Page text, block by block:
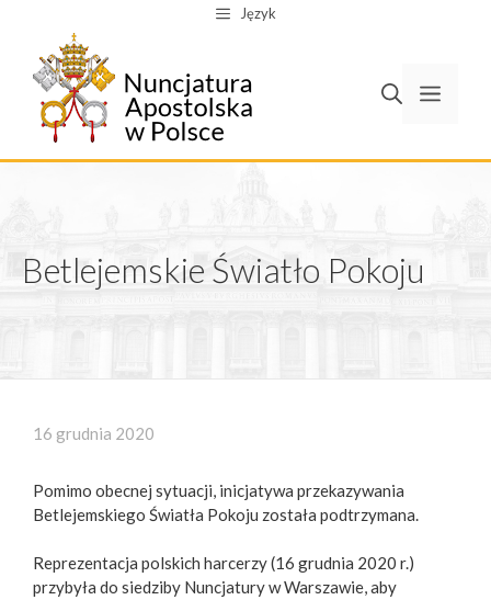
treści
Język
Betlejemskie Światło Pokoju
16 grudnia 2020
Pomimo obecnej sytuacji, inicjatywa przekazywania
Betlejemskiego Światła Pokoju została podtrzymana.
Reprezentacja polskich harcerzy (16 grudnia 2020 r.)
przybyła do siedziby Nuncjatury w Warszawie, aby